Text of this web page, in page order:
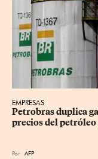
EMPRESAS
Petrobras duplica
precios del
Por AFP